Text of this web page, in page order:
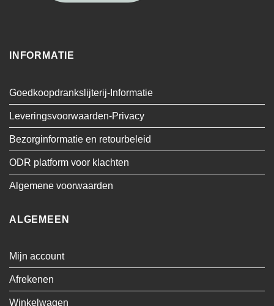
INFORMATIE
Goedkoopdrankslijterij-Informatie
Leveringsvoorwaarden-Privacy
Bezorginformatie en retourbeleid
ODR platform voor klachten
Algemene voorwaarden
ALGEMEEN
Mijn account
Afrekenen
Winkelwagen